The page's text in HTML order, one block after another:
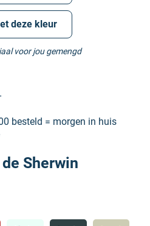
deze kleur
voor jou gemengd
besteld = morgen in huis
Sherwin